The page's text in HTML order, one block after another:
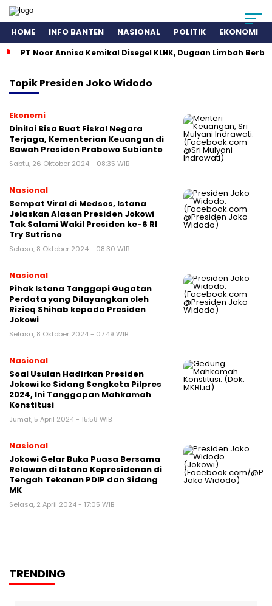
HOME INFO BANTEN NASIONAL POLITIK EKONOMI
PT Noor Annisa Kemikal Disegel KLHK, Dugaan Limbah
TopikPresiden Joko Widodo
Ekonomi
Dinilai Bisa Buat Fiskal Negara
Terjaga, Kementerian Keuangan di
Bawah Presiden Prabowo Subianto
Sabtu, 26 Oktober 2024 - 08:35 WIB
Nasional
Sempat Viral di Medsos, Istana
Jelaskan Alasan Presiden Jokowi
Tak Salami Wakil Presiden ke-6 RI
Try Sutrisno
Selasa, 8 Oktober 2024 - 08:30 WIB
Nasional
Pihak Istana Tanggapi Gugatan
Perdata yang Dilayangkan oleh
Rizieq Shihab kepada Presiden
Jokowi
Selasa, 8 Oktober 2024 - 07:49 WIB
Nasional
Soal Usulan Hadirkan Presiden
Jokowi ke Sidang Sengketa Pilpres
2024, Ini Tanggapan Mahkamah
Konstitusi
Jumat, 5 April 2024 - 15:58 WIB
Nasional
Jokowi Gelar Buka Puasa Bersama
Relawan di Istana Kepresidenan di
Tengah Tekanan PDIP dan Sidang
MK
Selasa, 2 April 2024 - 17:05 WIB
TRENDING